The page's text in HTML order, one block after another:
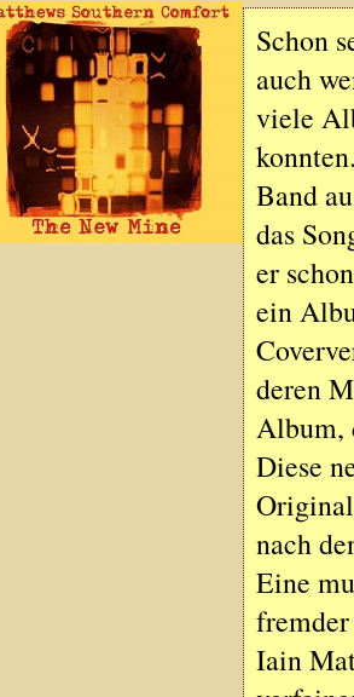
Schon
auch
viele
Band
das
er
ein
deren
Album,
Diese
nach
Eine
Iain